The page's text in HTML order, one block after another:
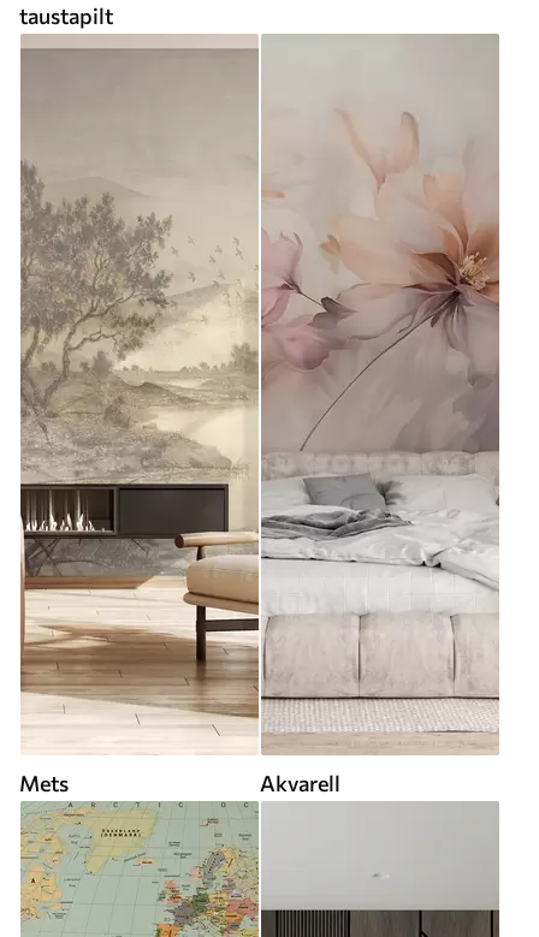
taustapilt
Mets Akvarell